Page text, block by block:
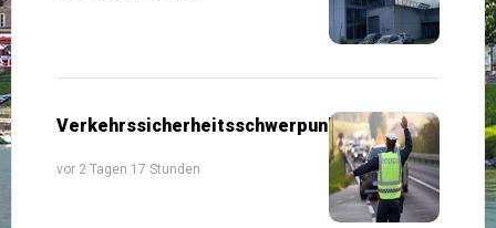
Verkehrssicherheitsschwerpunkte
vor 2 Tagen 17 Stunden